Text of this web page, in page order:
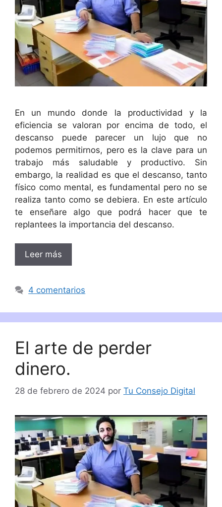
En un mundo donde la productividad y la
eficiencia se valoran por encima de todo, el
descanso puede parecer un lujo que no
podemos permitirnos, pero es la clave para un
trabajo más saludable y productivo. Sin
embargo, la realidad es que el descanso, tanto
físico como mental, es fundamental pero no se
realiza tanto como se debiera. En este artículo
te enseñare algo que podrá hacer que te
replantees la importancia del descanso.
Leer más
4 comentarios
El arte de perder
dinero.
28 de febrero de 2024 por Tu Consejo Digital